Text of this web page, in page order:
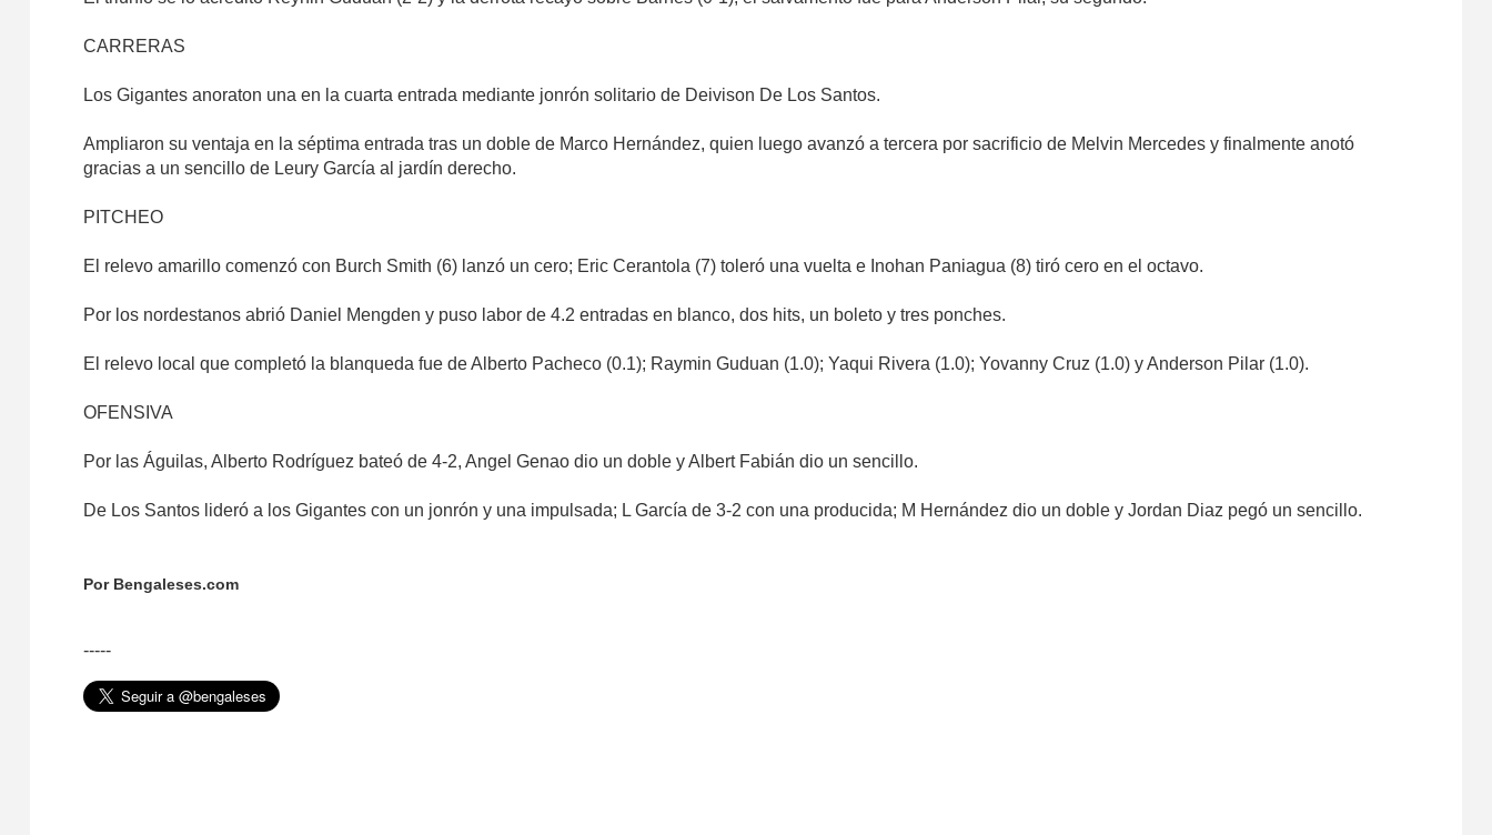
CARRERAS
Los Gigantes anoraton una en la cuarta entrada mediante jonrón solitario de Deivison De Los Santos.
Ampliaron su ventaja en la séptima entrada tras un doble de Marco Hernández, quien luego avanzó a tercera por sacrificio de Melvin Mercedes y finalmente anotó
gracias a un sencillo de Leury García al jardín derecho.
PITCHEO
El relevo amarillo comenzó con Burch Smith (6) lanzó un cero; Eric Cerantola (7) toleró una vuelta e Inohan Paniagua (8) tiró cero en el octavo.
Por los nordestanos abrió Daniel Mengden y puso labor de 4.2 entradas en blanco, dos hits, un boleto y tres ponches.
El relevo local que completó la blanqueda fue de Alberto Pacheco (0.1); Raymin Guduan (1.0); Yaqui Rivera (1.0); Yovanny Cruz (1.0) y Anderson Pilar (1.0).
OFENSIVA
Por las Águilas, Alberto Rodríguez bateó de 4-2, Angel Genao dio un doble y Albert Fabián dio un sencillo.
De Los Santos lideró a los Gigantes con un jonrón y una impulsada; L García de 3-2 con una producida; M Hernández dio un doble y Jordan Diaz pegó un sencillo.
Por Bengaleses.com
-----